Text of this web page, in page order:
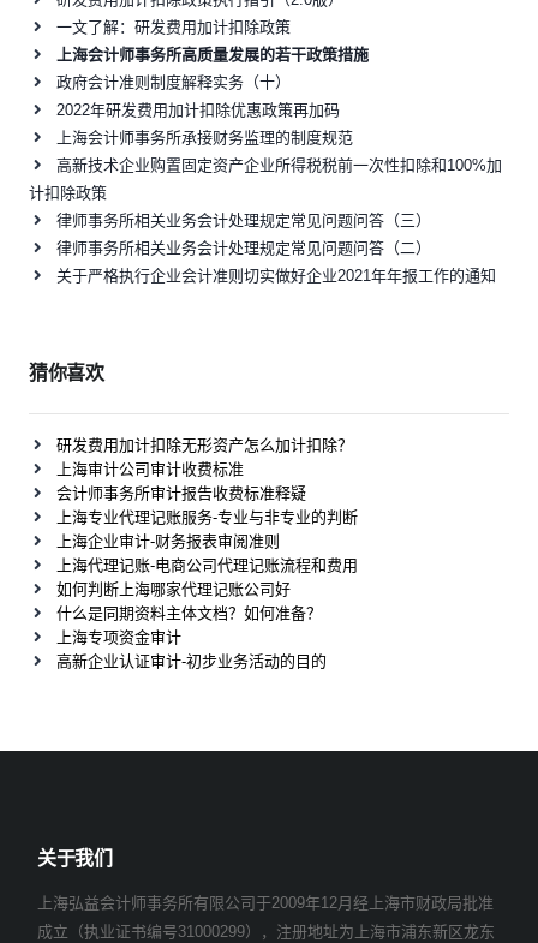
一文了解：研发费用加计扣除政策
上海会计师事务所高质量发展的若干政策措施
政府会计准则制度解释实务（十）
2022年研发费用加计扣除优惠政策再加码
上海会计师事务所承接财务监理的制度规范
高新技术企业购置固定资产企业所得税税前一次性扣除和100%加
计扣除政策
律师事务所相关业务会计处理规定常见问题问答（三）
律师事务所相关业务会计处理规定常见问题问答（二）
关于严格执行企业会计准则切实做好企业2021年年报工作的通知
猜你喜欢
研发费用加计扣除无形资产怎么加计扣除？
上海审计公司审计收费标准
会计师事务所审计报告收费标准释疑
上海专业代理记账服务-专业与非专业的判断
上海企业审计-财务报表审阅准则
上海代理记账-电商公司代理记账流程和费用
如何判断上海哪家代理记账公司好
什么是同期资料主体文档？如何准备？
上海专项资金审计
高新企业认证审计-初步业务活动的目的
关于我们
上海弘益会计师事务所有限公司于2009年12月经上海市财政局批准
成立（执业证书编号31000299），注册地址为上海市浦东新区龙东